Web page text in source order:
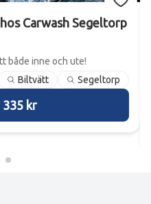
Carwash Segeltorp
både inne och ute!
Biltvätt Segeltorp
Köp för 335 kr